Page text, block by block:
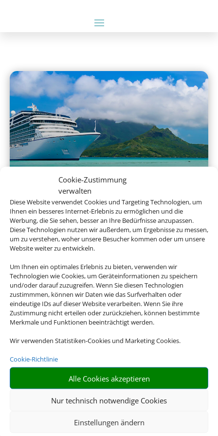
Cookie-Zustimmung
verwalten
Diese Website verwendet Cookies und Targeting Technologien, um
Ihnen ein besseres Internet-Erlebnis zu ermöglichen und die
Werbung, die Sie sehen, besser an Ihre Bedürfnisse anzupassen.
Diese Technologien nutzen wir außerdem, um Ergebnisse zu messen,
um zu verstehen, woher unsere Besucher kommen oder um unsere
Website weiter zu entwickeln.
Um Ihnen ein optimales Erlebnis zu bieten, verwenden wir
Technologien wie Cookies, um Geräteinformationen zu speichern
und/oder darauf zuzugreifen. Wenn Sie diesen Technologien
zustimmmen, können wir Daten wie das Surfverhalten oder
eindeutige IDs auf dieser Website verarbeiten. Wenn Sie ihre
Zustimmung nicht erteilen oder zurückziehen, können bestimmte
Merkmale und Funktionen beeinträchtigt werden.
Wir verwenden Statistiken-Cookies und Marketing Cookies.
Cookie-Richtlinie
Alle Cookies akzeptieren
Nur technisch notwendige Cookies
Einstellungen ändern
Hochseekreuzfahrten
Flusskreuzfahrten
Mietwagen